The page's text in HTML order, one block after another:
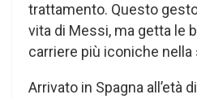
trattamento. Questo
vita di Messi, ma getta le
carriere più iconiche nella
Arrivato in Spagna all’età